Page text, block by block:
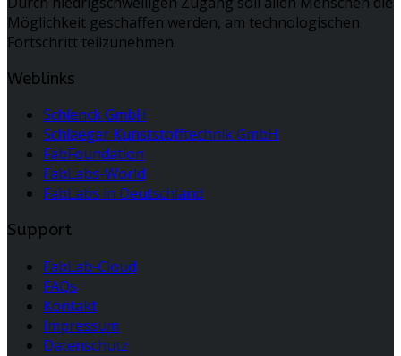
Möglichkeit geschaffen werden, am technologischen
Fortschritt teilzunehmen.
Weblinks
Schlenck GmbH
Schlaeger Kunststofftechnik GmbH
FabFoundation
FabLabs-World
FabLabs in Deutschland
Support
FabLab-Cloud
FAQs
Kontakt
Impressum
Datenschutz